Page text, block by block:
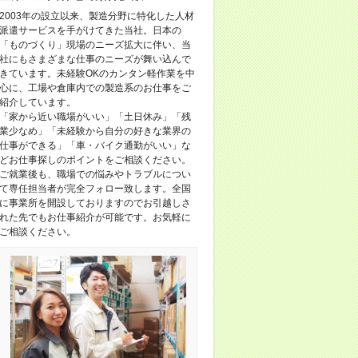
年の設立以来、製造分野に特化した人材
遣サービスを手がけてきた当社。日本の
ものづくり」現場のニーズ拡大に伴い、当
にもさまざまな仕事のニーズが舞い込んで
ています。未経験OKのカンタン軽作業を中
に、工場や倉庫内での製造系のお仕事をご
介しています。
家から近い職場がいい」「土日休み」「残
少なめ」「未経験から自分の好きな業界の
事ができる」「車・バイク通勤がいい」な
お仕事探しのポイントをご相談ください。
就業後も、職場での悩みやトラブルについ
専任担当者が完全フォロー致します。全国
事業所を開設しておりますのでお引越しさ
た先でもお仕事紹介が可能です。お気軽に
相談ください。